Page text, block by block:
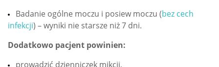
Badanie ogólne moczu i posiew moczu (bez cech
infekcji) – wyniki nie starsze niż 7 dni.
Dodatkowo pacjent powinien:
prowadzić dzienniczek mikcji,